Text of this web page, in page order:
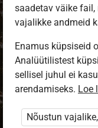
Vali,
eKool
saadetav väike
vajalikke andmeid
Enamus küpsiseid
Analüütilistest
sellisel juhul ei
arendamiseks. Loe
Nõustun